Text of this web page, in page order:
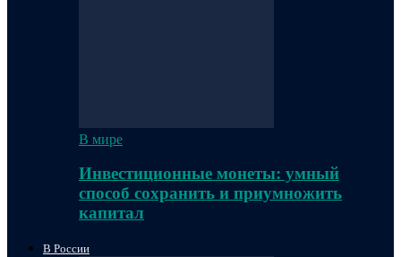
В мире
Инвестиционные монеты: умный
способ сохранить и приумножить
капитал
В России